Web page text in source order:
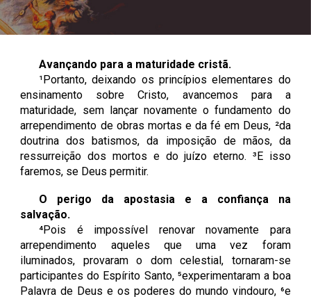
Avançando para a maturidade cristã.
¹Portanto, deixando os princípios elementares do
ensinamento sobre Cristo, avancemos para a
maturidade, sem lançar novamente o fundamento do
arrependimento de obras mortas e da fé em Deus, ²da
doutrina dos batismos, da imposição de mãos, da
ressurreição dos mortos e do juízo eterno. ³E isso
faremos, se Deus permitir.
O perigo da apostasia e a confiança na
salvação.
⁴Pois é impossível renovar novamente para
arrependimento aqueles que uma vez foram
iluminados, provaram o dom celestial, tornaram-se
participantes do Espírito Santo, ⁵experimentaram a boa
Palavra de Deus e os poderes do mundo vindouro, ⁶e